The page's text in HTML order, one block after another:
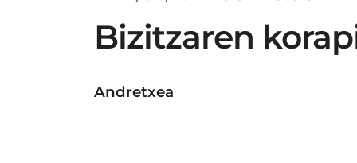
Bizitzaren
Andretxea